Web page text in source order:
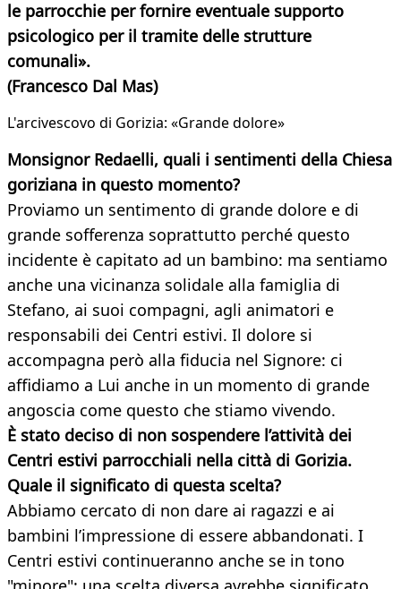
le parrocchie per fornire eventuale supporto
psicologico per il tramite delle strutture
comunali».
(Francesco Dal Mas)
L'arcivescovo di Gorizia: «Grande dolore»​
Monsignor Redaelli, quali i sentimenti della Chiesa
goriziana in questo momento?
Proviamo un sentimento di grande dolore e di
grande sofferenza soprattutto perché questo
incidente è capitato ad un bambino: ma sentiamo
anche una vicinanza solidale alla famiglia di
Stefano, ai suoi compagni, agli animatori e
responsabili dei Centri estivi. Il dolore si
accompagna però alla fiducia nel Signore: ci
affidiamo a Lui anche in un momento di grande
angoscia come questo che stiamo vivendo.
È stato deciso di non sospendere l’attività dei
Centri estivi parrocchiali nella città di Gorizia.
Quale il significato di questa scelta?
Abbiamo cercato di non dare ai ragazzi e ai
bambini l’impressione di essere abbandonati. I
Centri estivi continueranno anche se in tono